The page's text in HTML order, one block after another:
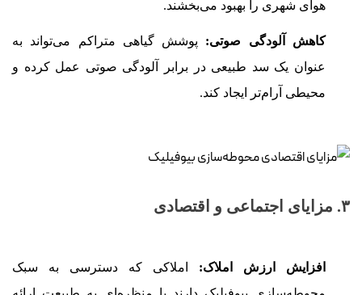
هوای شهری را بهبود می‌بخشند.
کاهش آلودگی صوتی: پوشش گیاهی متراکم می‌تواند به
عنوان یک سد طبیعی در برابر آلودگی صوتی عمل کرده و
محیطی آرام‌تر ایجاد کند.
۳. مزایای اجتماعی و اقتصادی
افزایش ارزش املاک: املاکی که دسترسی به سبک